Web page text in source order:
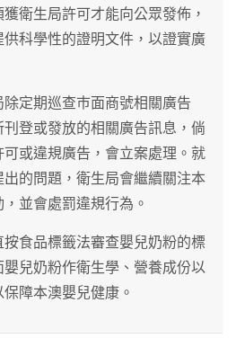
衛生局許可才能向公眾發佈，
科學性的證明文件，以證實廣
定期巡查巿面商號相關廣告
登或發放的相關廣告訊息，倘
或違規廣告，會立案處理。就
的問題，衛生局會繼續關注本
並會處罰違規行為。
食品標籤法審查嬰兒奶粉的標
兒奶粉作衛生學、營養成份以
障本澳嬰兒健康。